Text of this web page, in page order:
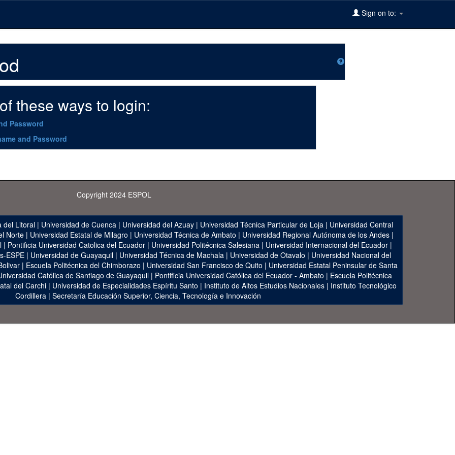
Sign on to:
these ways to login:
Password
and Password
Copyright 2024 ESPOL
del Litoral | Universidad de Cuenca | Universidad del Azuay | Universidad Técnica Particular de Loja | Universidad Central
Norte| Universidad Estatal de Milagro | Universidad Técnica de Ambato | Universidad Regional Autónoma de los Andes|
| Pontificia Universidad Catolica del Ecuador| Universidad Politécnica Salesiana| Universidad Internacional del Ecuador|
ESPE | Universidad de Guayaquil | Universidad Técnica de Machala | Universidad de Otavalo | Universidad Nacional del
| Escuela Politécnica del Chimborazo | Universidad San Francisco de Quito | Universidad Estatal Peninsular de Santa
Católica de Santiago de Guayaquil | Pontificia Universidad Católica del Ecuador - Ambato | Escuela Politécnica
del Carchi | Universidad de Especialidades Espíritu Santo | Instituto de Altos Estudios Nacionales | Instituto Tecnológico
Cordillera| Secretaría Educación Superior, Ciencia, Tecnología e Innovación